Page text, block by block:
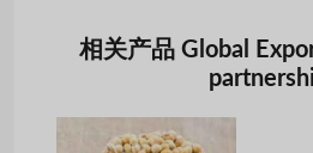
相关产品 Global